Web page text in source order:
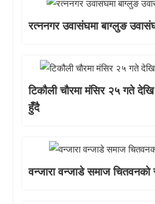
रत्ननगर उवासंघमा बाग्लुङ
टिकौली चौरमा मंसिर २५ गते
हुँदै
वन्जारा वन्जाडे समाज चितवनको